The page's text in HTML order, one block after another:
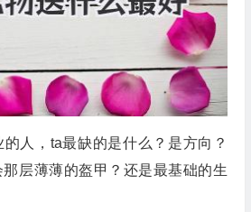
人，ta最缺的是什么？是方向？
那层薄薄的盔甲？还是最基础的生